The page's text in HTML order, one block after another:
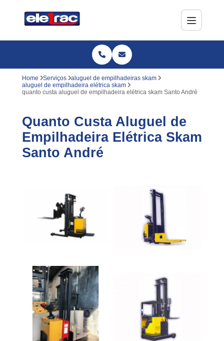
Home Serviços
aluguel de empilhadeiras skam
aluguel de empilhadeira elétrica skam
quanto custa aluguel de empilhadeira elétrica skam Santo André
Quanto Custa Aluguel de
Empilhadeira Elétrica Skam
Santo André